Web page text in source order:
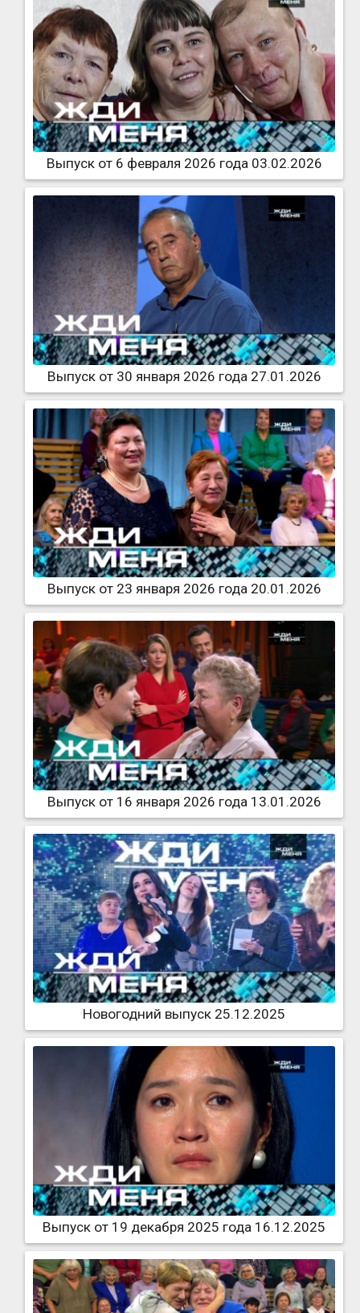
Выпуск от 6 февраля 2026 года 03.02.2026
Выпуск от 30 января 2026 года 27.01.2026
Выпуск от 23 января 2026 года 20.01.2026
Выпуск от 16 января 2026 года 13.01.2026
Новогодний выпуск 25.12.2025
Выпуск от 19 декабря 2025 года 16.12.2025